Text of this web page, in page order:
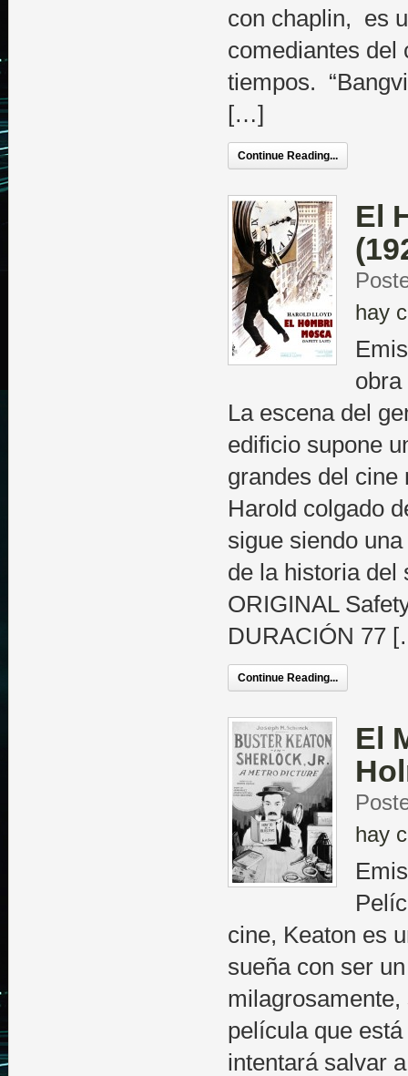
con chaplin, es
comediantes del
tiempos.
[…]
Continue Reading...
El
hay
obra
La escena del
edificio supone
grandes del
Harold colgado
sigue siendo
de la historia del
ORIGINAL
DURACIÓN 77
Continue Reading...
El
hay
cine, Keaton es
sueña con ser
película que
intentará salvar